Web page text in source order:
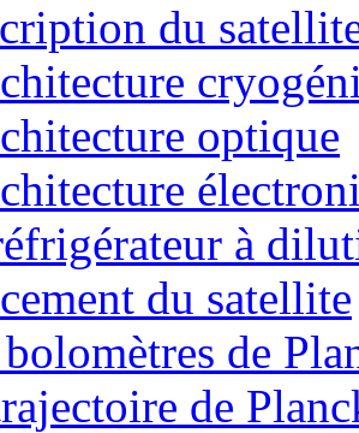
du
optique
à
du satellite
de
de